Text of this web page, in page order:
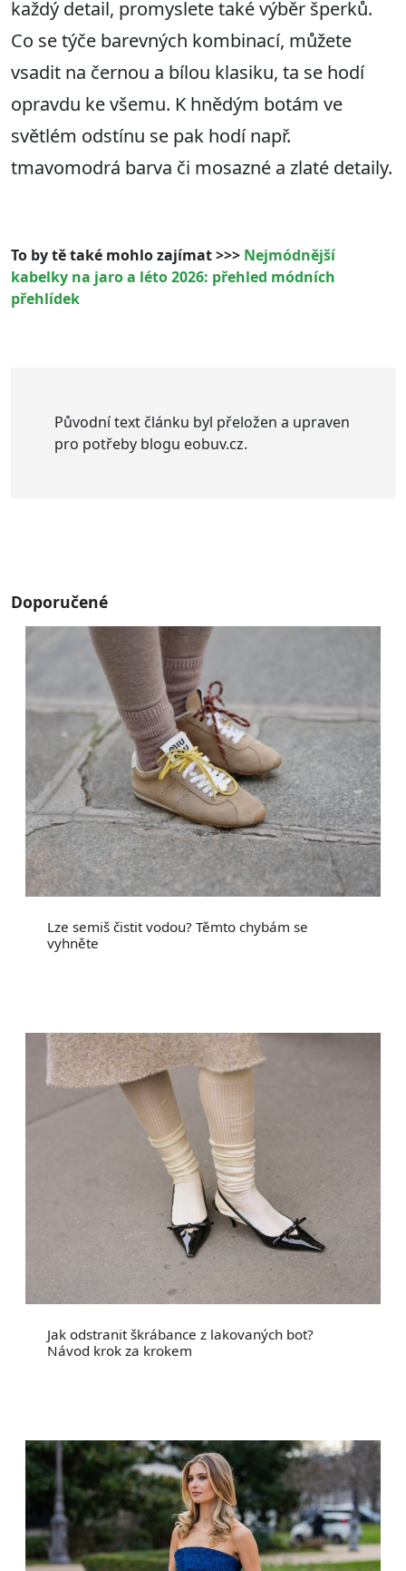
každý detail, promyslete také výběr šperků.
Co se týče barevných kombinací, můžete
vsadit na černou a bílou klasiku, ta se hodí
opravdu ke všemu. K hnědým botám ve
světlém odstínu se pak hodí např.
tmavomodrá barva či mosazné a zlaté detaily.
To by tě také mohlo zajímat >>> Nejmódnější
kabelky na jaro a léto 2026: přehled módních
přehlídek
Původní text článku byl přeložen a upraven
pro potřeby blogu eobuv.cz.
Doporučené
Lze semiš čistit vodou? Těmto chybám se
vyhněte
Jak odstranit škrábance z lakovaných bot?
Návod krok za krokem